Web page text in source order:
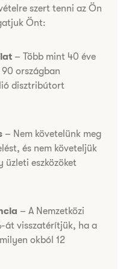
szert tenni az Ön
Önt:
– Több mint 40 éve
országban
disztribútort
– Nem követelünk meg
és nem követeljük
üzleti eszközöket
– ​A Nemzetközi
át visszatérítjük, ha a
okból 12